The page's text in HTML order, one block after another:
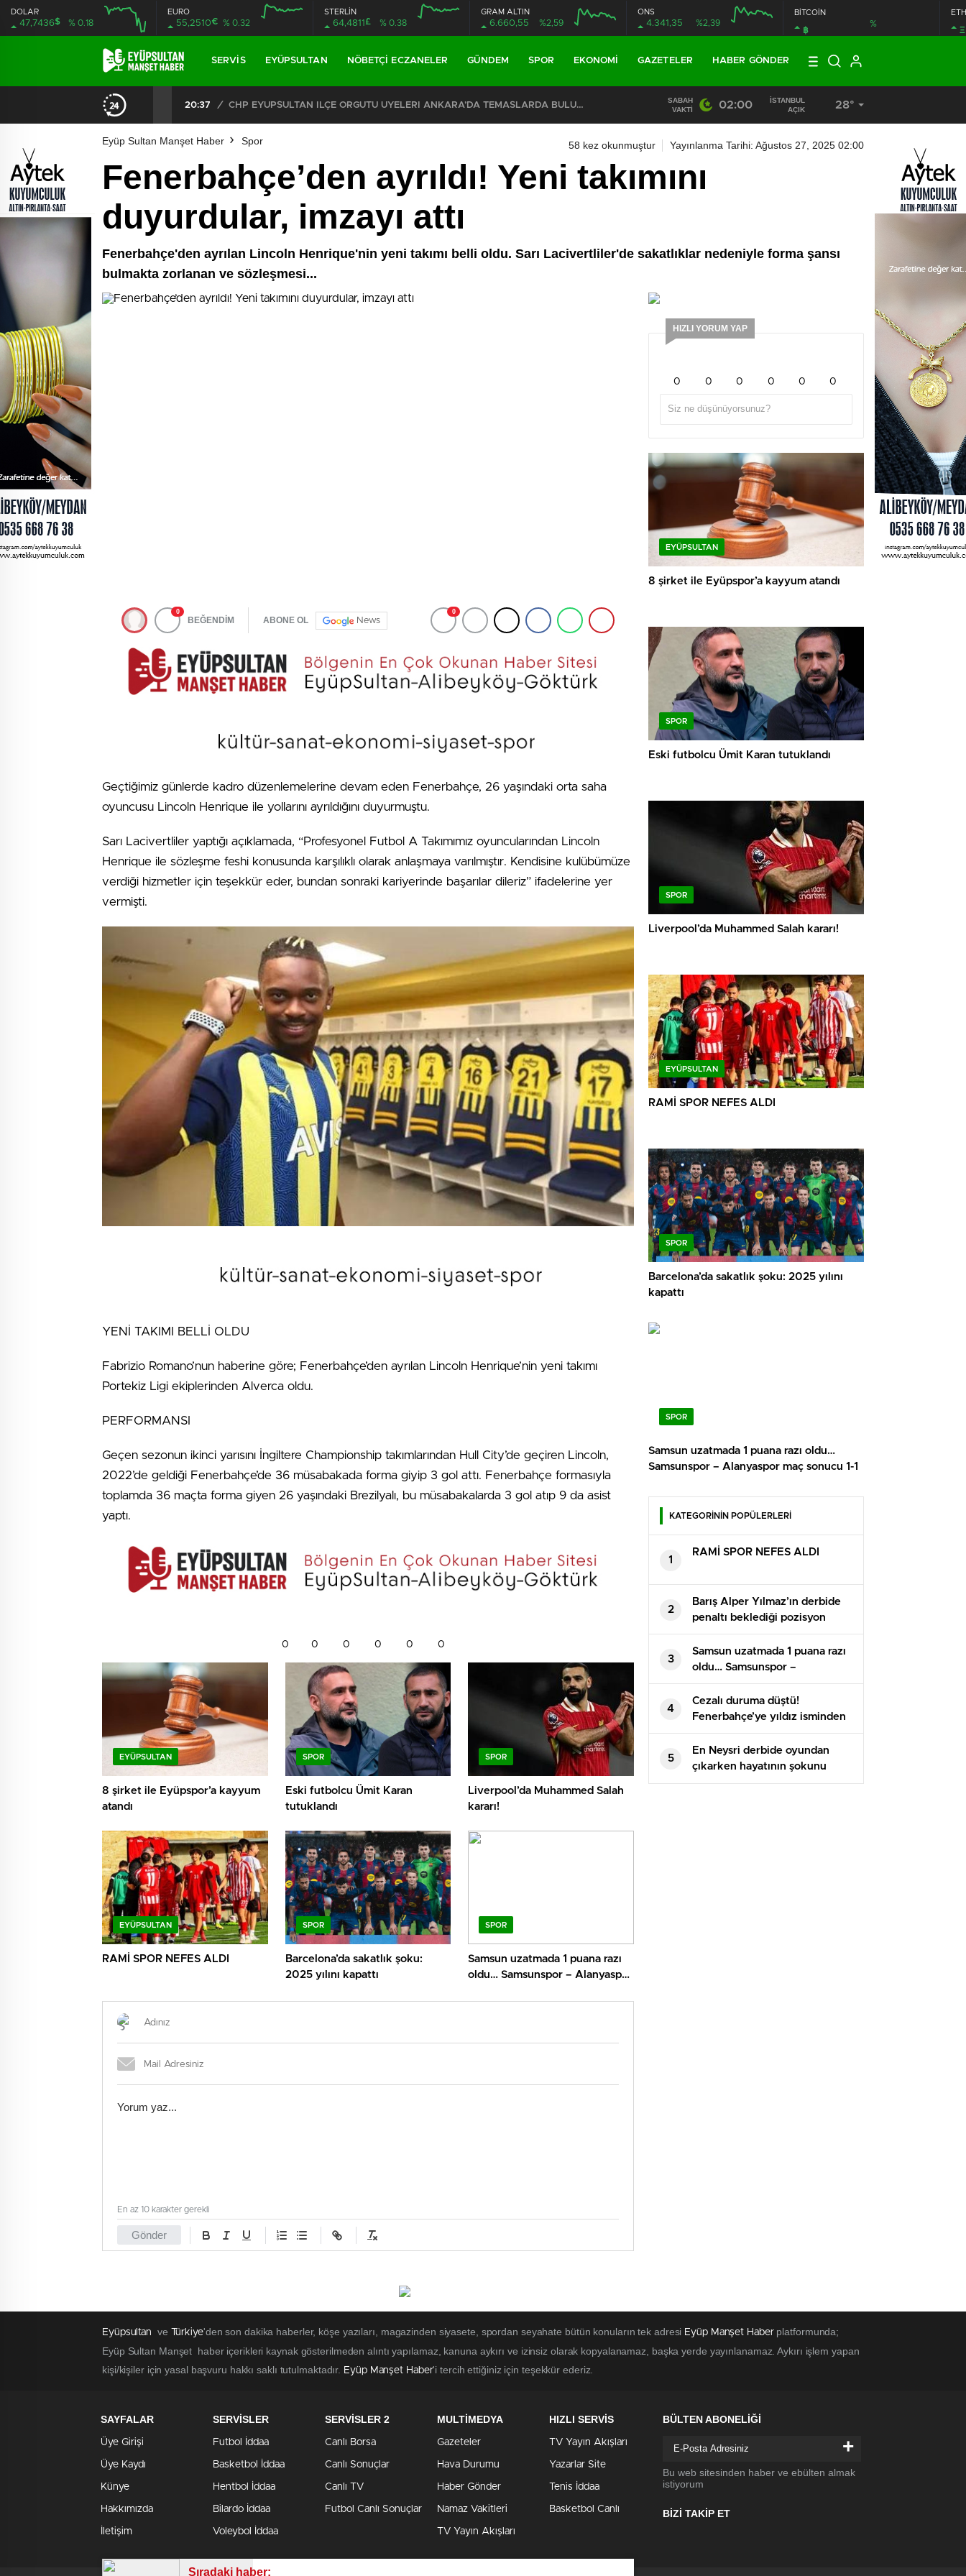
DOLAR
47,7436$ % 0.18
EURO
55,2510€ % 0.32
STERLİN
64,4811 £ % 0.38
GRAM ALTIN
6.660,55 %2,59
ONS
4.341,35 %2,39
BİTCOİN
฿
%
Ξ
SERVIS EYÜPSULTAN NÖBETÇI ECZANELER GÜNDEM SPOR EKONOMI GAZETELER HABER GÖNDER
20:37 / CHP EYÜPSULTAN İLÇE ÖRGÜTÜ ÜYELERİ ANKARA’DA TEMASLARDA BULUNDU 19:40 / MHP EYÜPSULTAN TEŞKİLATI’NIN ACI GÜNÜ
SABAH
VAKTI
02:00
İSTANBUL
AÇIK
28°
Eyüp Sultan Manşet Haber Spor 58 kez okunmuştur Yayınlanma Tarihi: Ağustos 27, 2025 02:00
Fenerbahçe’den ayrıldı! Yeni takımını
duyurdular, imzayı attı
Fenerbahçe'den ayrılan Lincoln Henrique'nin yeni takımı belli oldu. Sarı Lacivertliler'de sakatlıklar nedeniyle forma şansı
bulmakta zorlanan ve sözleşmesi...
0
BEĞENDİM ABONE OL News
0
Geçtiğimiz günlerde kadro düzenlemelerine devam eden Fenerbahçe, 26 yaşındaki orta saha
oyuncusu Lincoln Henrique ile yollarını ayrıldığını duyurmuştu.
Sarı Lacivertliler yaptığı açıklamada, “Profesyonel Futbol A Takımımız oyuncularından Lincoln
Henrique ile sözleşme feshi konusunda karşılıklı olarak anlaşmaya varılmıştır. Kendisine kulübümüze
verdiği hizmetler için teşekkür eder, bundan sonraki kariyerinde başarılar dileriz” ifadelerine yer
vermişti.
YENİ TAKIMI BELLİ OLDU
Fabrizio Romano’nun haberine göre; Fenerbahçe’den ayrılan Lincoln Henrique’nin yeni takımı
Portekiz Ligi ekiplerinden Alverca oldu.
PERFORMANSI
Geçen sezonun ikinci yarısını İngiltere Championship takımlarından Hull City’de geçiren Lincoln,
2022’de geldiği Fenerbahçe’de 36 müsabakada forma giyip 3 gol attı. Fenerbahçe formasıyla
toplamda 36 maçta forma giyen 26 yaşındaki Brezilyalı, bu müsabakalarda 3 gol atıp 9 da asist
yaptı.
0 0 0 0 0 0
EYÜPSULTAN
8 şirket ile Eyüpspor’a kayyum
atandı
SPOR
Eski futbolcu Ümit Karan
tutuklandı
SPOR
Liverpool’da Muhammed Salah
kararı!
EYÜPSULTAN
RAMİ SPOR NEFES ALDI
SPOR
Barcelona’da sakatlık şoku:
2025 yılını kapattı
SPOR
Samsun uzatmada 1 puana razı
oldu… Samsunspor – Alanyaspor
Gönder
En az 10 karakter gerekli
Sıradaki haber:
HIZLI YORUM YAP
0 0 0 0 0 0
EYÜPSULTAN
8 şirket ile Eyüpspor’a kayyum atandı
SPOR
Eski futbolcu Ümit Karan tutuklandı
SPOR
Liverpool’da Muhammed Salah kararı!
EYÜPSULTAN
RAMİ SPOR NEFES ALDI
SPOR
Barcelona’da sakatlık şoku: 2025 yılını
kapattı
SPOR
Samsun uzatmada 1 puana razı oldu…
Samsunspor – Alanyaspor maç sonucu 1-1
KATEGORİNİN POPÜLERLERİ
1
RAMİ SPOR NEFES ALDI
2
Barış Alper Yılmaz’ın derbide
penaltı beklediği pozisyon
tartışma yarattı
3
Samsun uzatmada 1 puana razı
oldu… Samsunspor –
Alanyaspor maç sonucu 1-1
4
Cezalı duruma düştü!
Fenerbahçe’ye yıldız isminden
kötü haber
5
En Neysri derbide oyundan
çıkarken hayatının şokunu
yaşadı!
Eyüpsultan ve Türkiye'den son dakika haberler, köşe yazıları, magazinden siyasete, spordan seyahate bütün konuların tek adresi Eyüp Manşet Haber platformunda;
Eyüp Sultan Manşet haber içerikleri kaynak gösterilmeden alıntı yapılamaz, kanuna aykırı ve izinsiz olarak kopyalanamaz, başka yerde yayınlanamaz. Aykırı işlem yapan
kişi/kişiler için yasal başvuru hakkı saklı tutulmaktadır. Eyüp Manşet Haber'i tercih ettiğiniz için teşekkür ederiz.
SAYFALAR
Üye Girişi
Üye Kaydı
Künye
Hakkımızda
İletişim
SERVİSLER
Futbol İddaa
Basketbol İddaa
Hentbol İddaa
Bilardo İddaa
Voleybol İddaa
SERVİSLER 2
Canlı Borsa
Canlı Sonuçlar
Canlı TV
Futbol Canlı Sonuçlar
MULTİMEDYA
Gazeteler
Hava Durumu
Haber Gönder
Namaz Vakitleri
TV Yayın Akışları
HIZLI SERVİS
TV Yayın Akışları
Yazarlar Site
Tenis İddaa
Basketbol Canlı
BÜLTEN ABONELİĞİ
+
Bu web sitesinden haber ve ebülten almak
istiyorum
BİZİ TAKİP ET